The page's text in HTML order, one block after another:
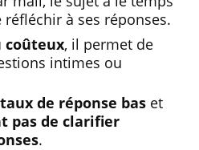
réfléchir à ses réponses.
coûteux, il permet de
intimes ou
taux de réponse baset
pas de clarifier
.